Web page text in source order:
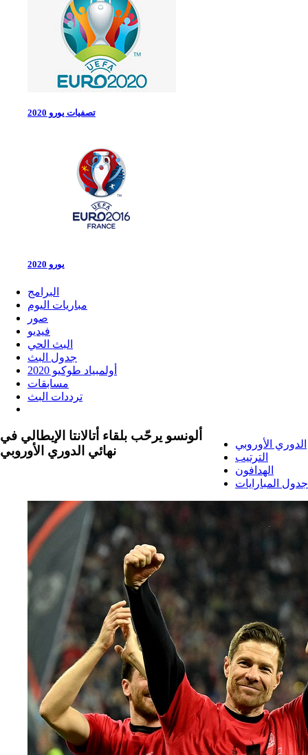
تصفيات يورو 2020
يورو 2020
البرامج
مباريات اليوم
صور
فيديو
البث الحي
جدول البث
أولمبياد طوكيو 2020
مسابقات
ترددات البث
الدوري الأوروبي
الترتيب
الهدافون
جدول المبارايات
ألونسو يرحّب بلقاء أتالانتا الإيطالي في
نهائي الدوري الأوروبي